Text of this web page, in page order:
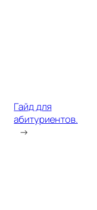
Гайд для
абитуриентов.
→